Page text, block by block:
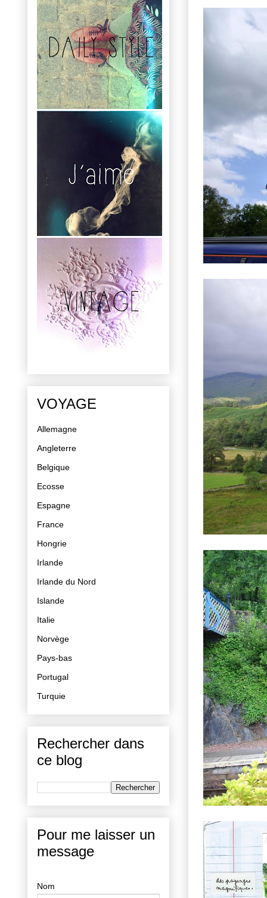
VOYAGE
Allemagne
Angleterre
Belgique
Ecosse
Espagne
France
Hongrie
Irlande
Irlande du Nord
Islande
Italie
Norvège
Pays-bas
Portugal
Turquie
Rechercher dans
ce blog
Pour me laisser un
message
Nom